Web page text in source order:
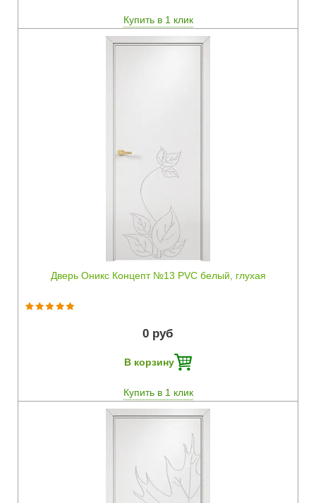
Купить в 1 клик
Дверь Оникс Концепт №13 PVC белый, глухая
Быстрый просмотр
0 руб
В корзину
Купить в 1 клик